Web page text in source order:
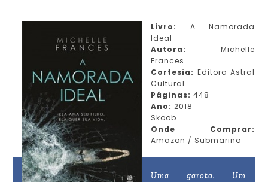
Livro:
A Namorada
Ideal
Autora:
Michelle
Frances
Cortesia: Editora Astral
Cultural
Páginas: 448
Ano: 2018
Skoob
Onde Comprar:
Amazon / Submarino
Uma garota. Um